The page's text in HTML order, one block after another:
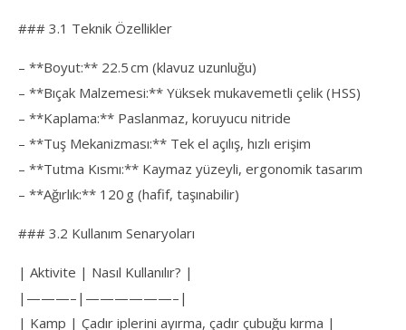
### 3.1 Teknik Özellikler
– **Boyut:** 22.5 cm (klavuz uzunluğu)
– **Bıçak Malzemesi:** Yüksek mukavemetli çelik (HSS)
– **Kaplama:** Paslanmaz, koruyucu nitride
– **Tuş Mekanizması:** Tek el açılış, hızlı erişim
– **Tutma Kısmı:** Kaymaz yüzeyli, ergonomik tasarım
– **Ağırlık:** 120 g (hafif, taşınabilir)
### 3.2 Kullanım Senaryoları
| Aktivite | Nasıl Kullanılır? |
|———–|——————–|
| Kamp | Çadır iplerini ayırma, çadır çubuğu kırma |